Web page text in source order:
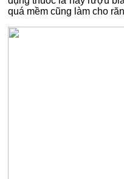
quá mềm cũng làm cho